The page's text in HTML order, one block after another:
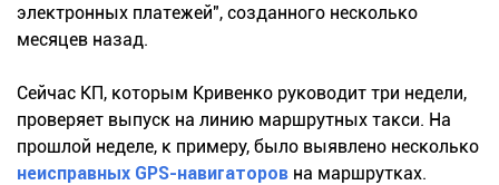
электронных платежей", созданного несколько
месяцев назад.
Сейчас КП, которым Кривенко руководит три недели,
проверяет выпуск на линию маршрутных такси. На
прошлой неделе, к примеру, было выявлено несколько
неисправных GPS-навигаторов на маршрутках.